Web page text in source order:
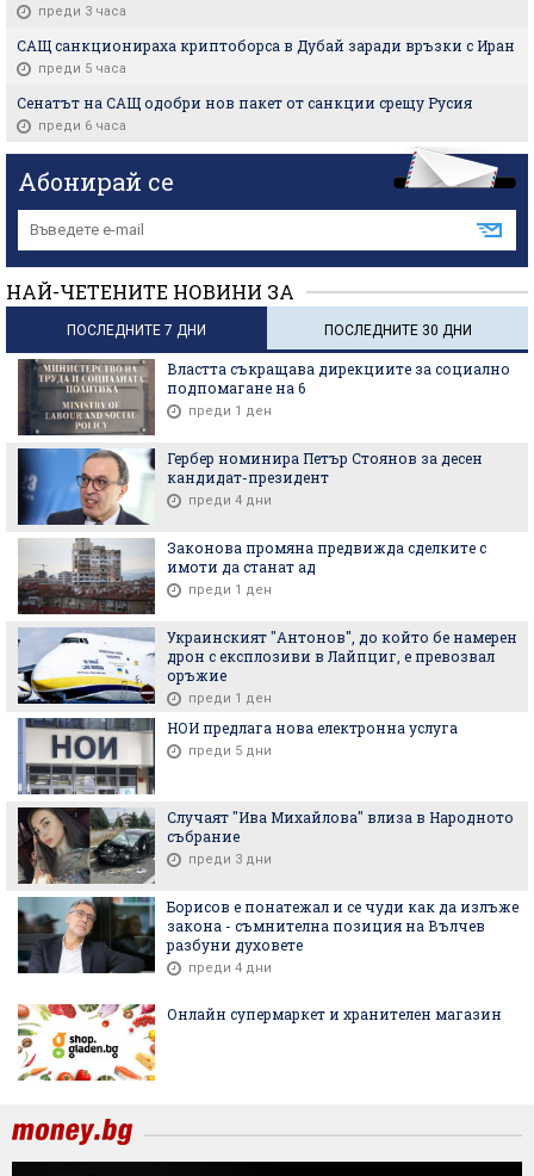
преди 3 часа
САЩ санкционираха криптоборса в Дубай заради връзки с Иран
преди 5 часа
Сенатът на САЩ одобри нов пакет от санкции срещу Русия
преди 6 часа
Абонирай се
НАЙ-ЧЕТЕНИТЕ НОВИНИ ЗА
ПОСЛЕДНИТЕ 7 ДНИ ПОСЛЕДНИТЕ 30 ДНИ
Властта съкращава дирекциите за социално
подпомагане на 6
преди 1 ден
Гербер номинира Петър Стоянов за десен
кандидат-президент
преди 4 дни
Законова промяна предвижда сделките с
имоти да станат ад
преди 1 ден
Украинският "Антонов", до който бе намерен
дрон с експлозиви в Лайпциг, е превозвал
оръжие
преди 1 ден
НОИ предлага нова електронна услуга
преди 5 дни
Случаят "Ива Михайлова" влиза в Народното
събрание
преди 3 дни
Борисов е понатежал и се чуди как да излъже
закона - съмнителна позиция на Вълчев
разбуни духовете
преди 4 дни
Онлайн супермаркет и хранителен магазин